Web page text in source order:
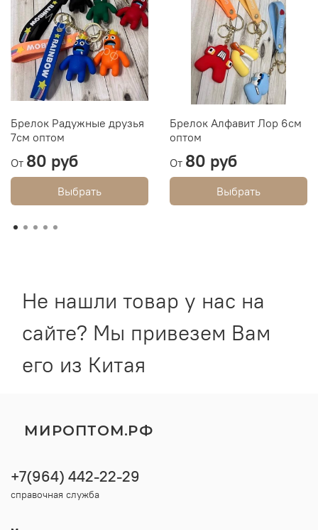
Брелок Радужные друзья
7см оптом
От 80 руб
Выбрать
Брелок Алфавит Лор 6см
оптом
От 80 руб
Выбрать
Не нашли товар у нас на
сайте? Мы привезем Вам
его из Китая
МИРОПТОМ.РФ
+7(964) 442-22-29
справочная служба